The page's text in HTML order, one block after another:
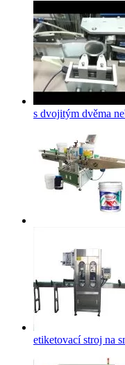
s dvojitým dvěma
etiketovací stroj na